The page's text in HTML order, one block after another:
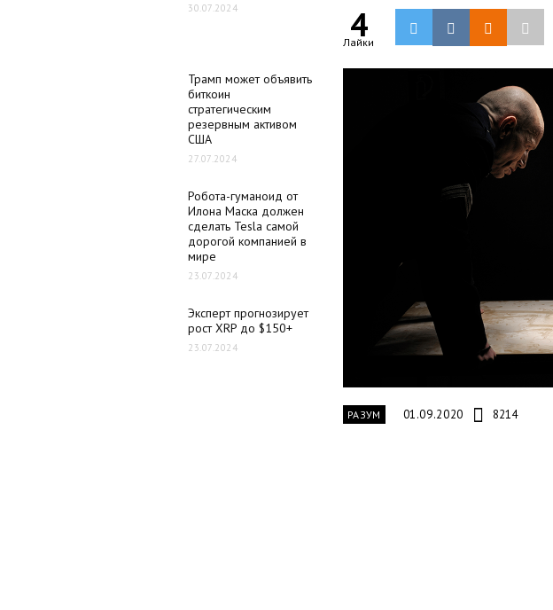
30.07.2024
Трамп может объявить
биткоин
стратегическим
резервным активом
США
27.07.2024
Робота-гуманоид от
Илона Маска должен
сделать Tesla самой
дорогой компанией в
мире
23.07.2024
Эксперт прогнозирует
рост XRP до $150+
23.07.2024
4
Лайки
РАЗУМ 01.09.2020 8214